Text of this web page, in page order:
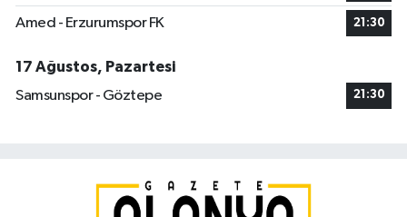
Amed - Erzurumspor FK 21:30
17 Ağustos, Pazartesi
Samsunspor - Göztepe
21:30